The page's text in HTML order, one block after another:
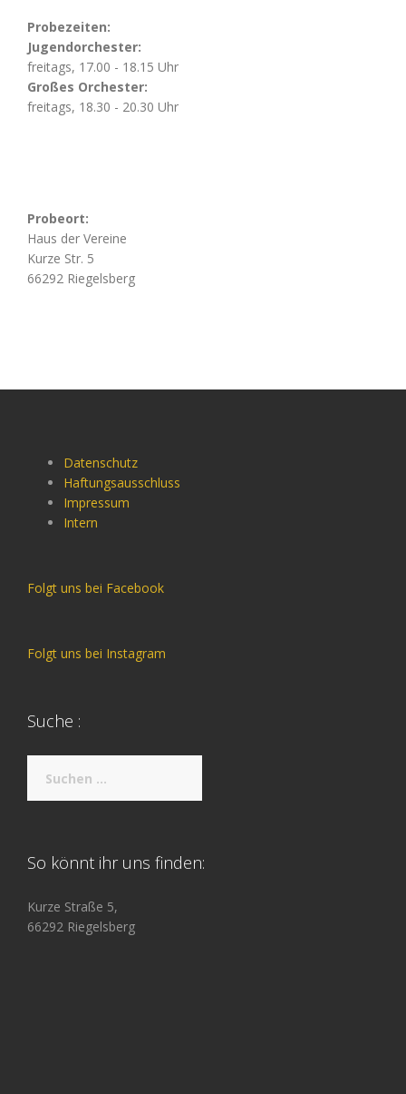
Probezeiten:
Jugendorchester:
freitags, 17.00 - 18.15 Uhr
Großes Orchester:
freitags, 18.30 - 20.30 Uhr
Probeort:
Haus der Vereine
Kurze Str. 5
66292 Riegelsberg
Datenschutz
Haftungsausschluss
Impressum
Intern
Folgt uns bei Facebook
Folgt uns bei Instagram
Suche :
nach:
So könnt ihr uns finden:
Kurze Straße 5,
66292 Riegelsberg